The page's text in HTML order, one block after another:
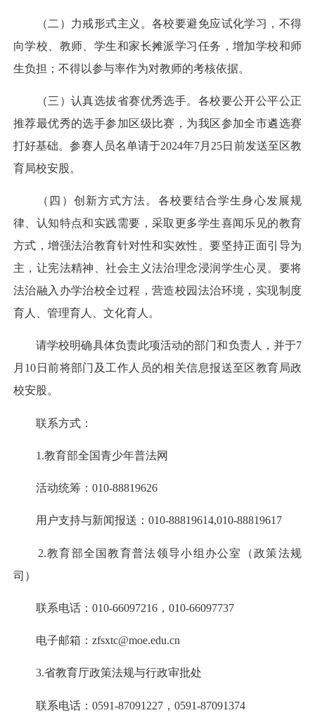
（二）力戒形式主义。各校要避免应试化学习，不得
向学校、教师、学生和家长摊派学习任务，增加学校和师
生负担；不得以参与率作为对教师的考核依据。
（三）认真选拔省赛优秀选手。各校要公开公平公正
推荐最优秀的选手参加区级比赛，为我区参加全市遴选赛
打好基础。参赛人员名单请于2024年7月25日前发送至区教
育局校安股。
（四）创新方式方法。各校要结合学生身心发展规
律、认知特点和实践需要，采取更多学生喜闻乐见的教育
方式，增强法治教育针对性和实效性。要坚持正面引导为
主，让宪法精神、社会主义法治理念浸润学生心灵。要将
法治融入办学治校全过程，营造校园法治环境，实现制度
育人、管理育人、文化育人。
请学校明确具体负责此项活动的部门和负责人，并于7
月10日前将部门及工作人员的相关信息报送至区教育局政
校安股。
联系方式：
1.教育部全国青少年普法网
活动统筹：010-88819626
用户支持与新闻报送：010-88819614,010-88819617
2.教育部全国教育普法领导小组办公室（政策法规
司）
联系电话：010-66097216，010-66097737
电子邮箱：zfsxtc@moe.edu.cn
3.省教育厅政策法规与行政审批处
联系电话：0591-87091227，0591-87091374